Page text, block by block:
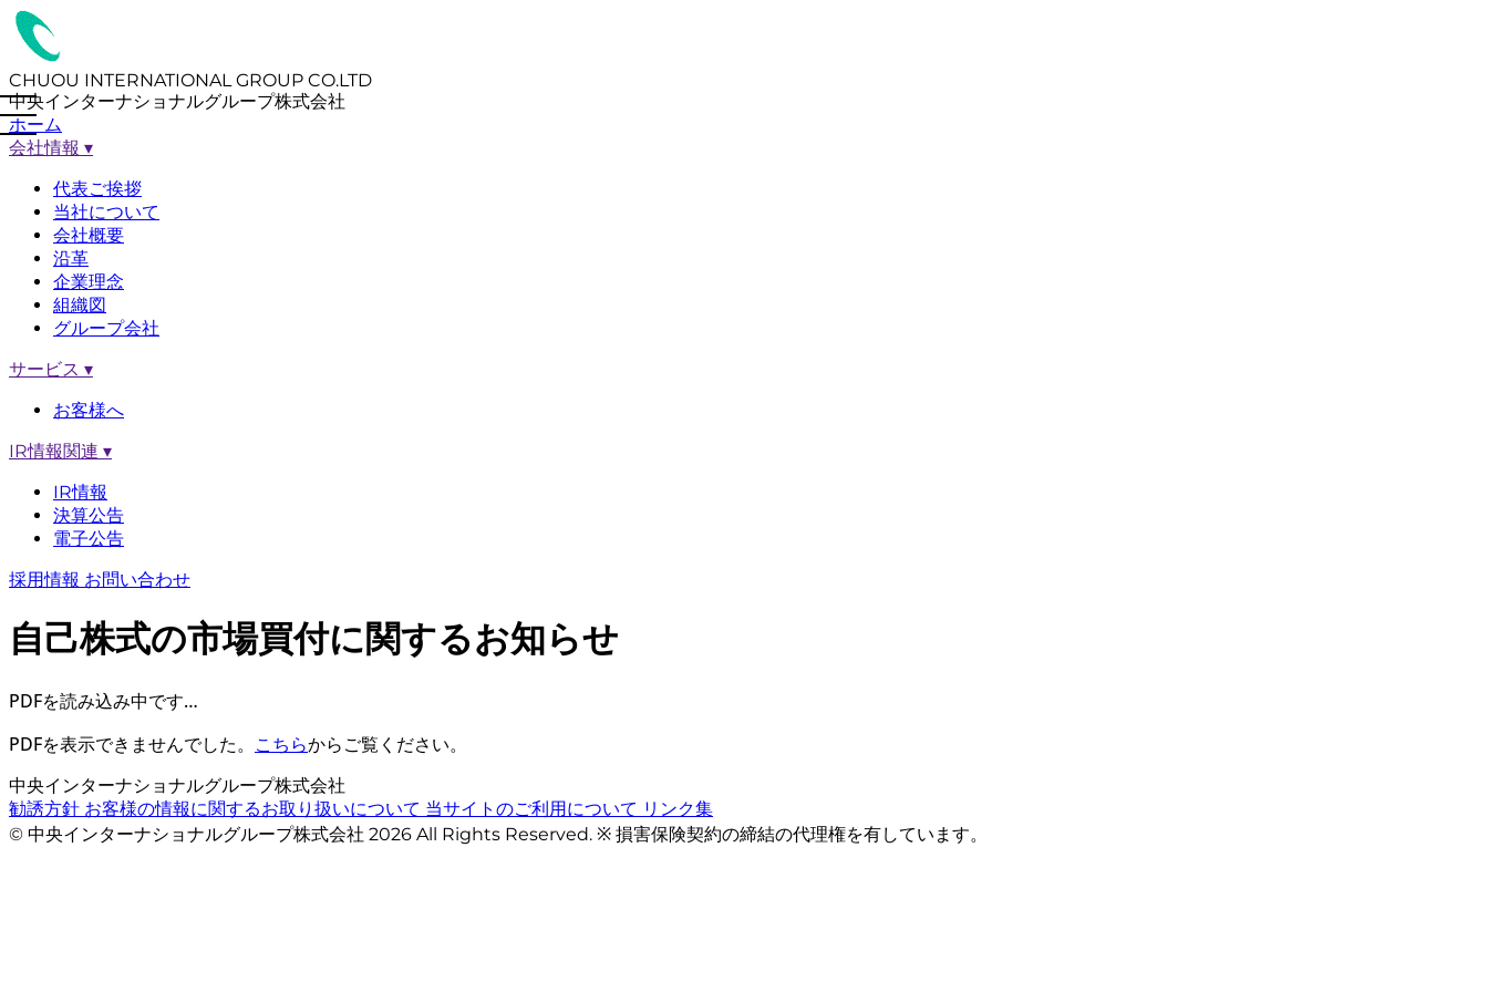
CHUOU INTERNATIONAL GROUP CO.LTD
中央インターナショナルグループ株式会社
ホーム
会社情報 ▾
代表ご挨拶
当社について
会社概要
沿革
企業理念
組織図
グループ会社
サービス ▾
お客様へ
IR情報関連 ▾
IR情報
決算公告
電子公告
採用情報 お問い合わせ
自己株式の市場買付に関するお知らせ
PDFを読み込み中です…
PDFを表示できませんでした。 こちらからご覧ください。
中央インターナショナルグループ株式会社
勧誘方針 お客様の情報に関するお取り扱いについて 当サイトのご利用について リンク集
© 中央インターナショナルグループ株式会社 2026 All Rights Reserved. ※ 損害保険契約の締結の代理権を有しています。